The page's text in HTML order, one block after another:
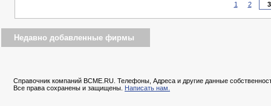
1 2
Недавно добавленные фирмы
Справочник компаний BCME.RU. Телефоны, Адреса и другие данные
Все права сохранены и защищены. Написать нам.